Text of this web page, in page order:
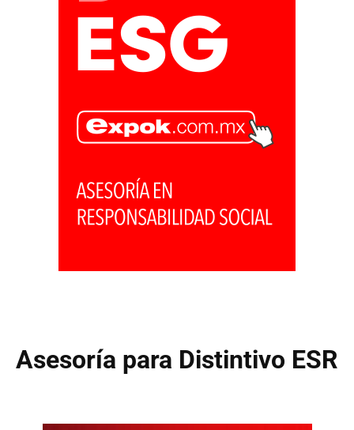
Asesoría para Distintivo ESR